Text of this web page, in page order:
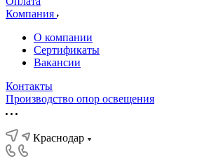
Компания
О компании
Сертификаты
Вакансии
Контакты
Производство опор освещения
Краснодар